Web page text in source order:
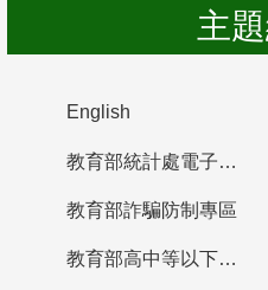
主
English
教育部統計處電子書櫃
教育部詐騙防制專區
教育部高中等以下學校及幼兒園教師資格檢定考試